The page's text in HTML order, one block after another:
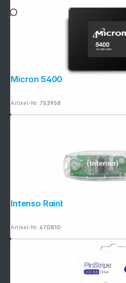
Artikel-Nr.:753958
Artikel-Nr.:670810